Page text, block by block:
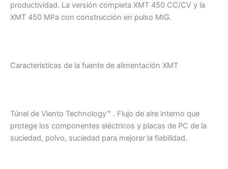
productividad. La versión completa XMT 450 CC/CV y la
XMT 450 MPa con construcción en pulso MIG.
Caracteristicas de la fuente de alimentación XMT
Túnel de Viento Technology™ . Flujo de aire interno que
protege los componentes eléctricos y placas de PC de la
suciedad, polvo, suciedad para mejorar la fiabilidad.